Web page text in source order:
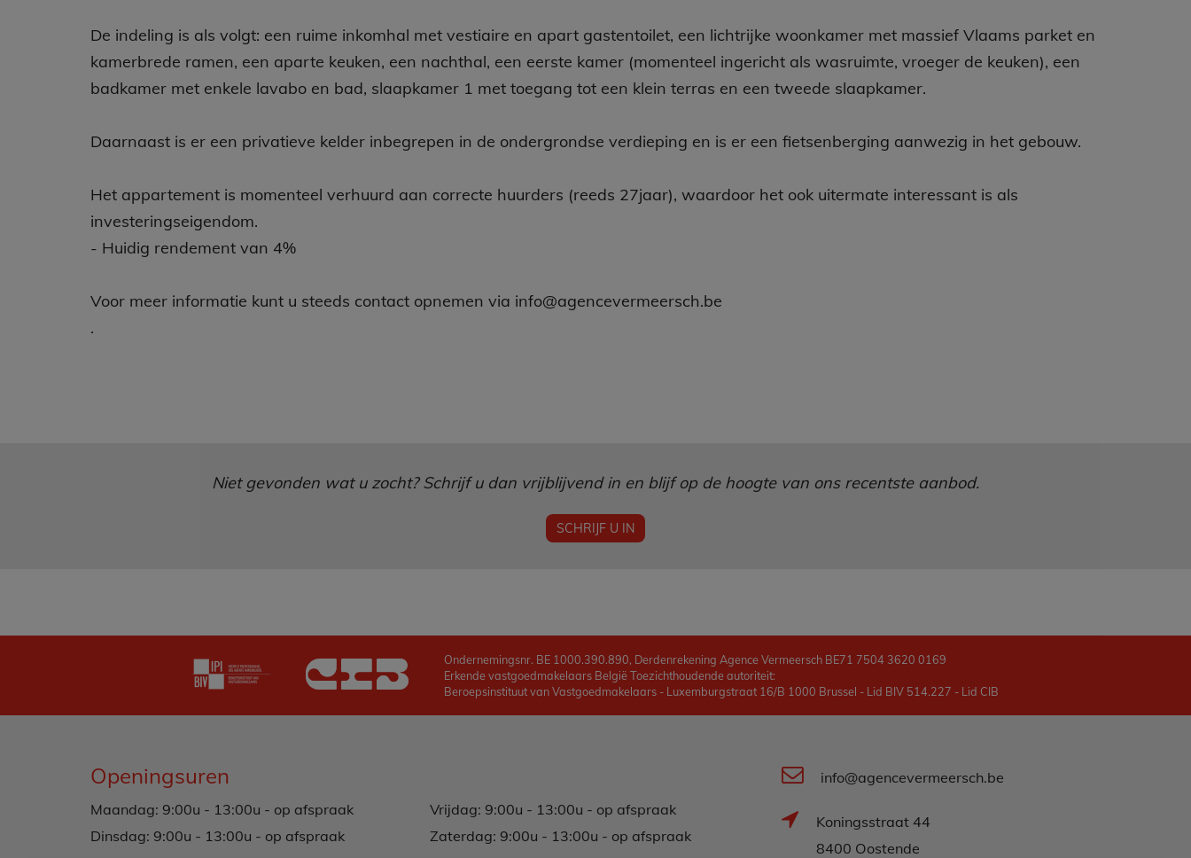
De indeling is als volgt: een ruime inkomhal met vestiaire en apart gastentoilet, een lichtrijke woonkamer met massief Vlaams parket en
kamerbrede ramen, een aparte keuken, een nachthal, een eerste kamer (momenteel ingericht als wasruimte, vroeger de keuken), een
badkamer met enkele lavabo en bad, slaapkamer 1 met toegang tot een klein terras en een tweede slaapkamer.
Daarnaast is er een privatieve kelder inbegrepen in de ondergrondse verdieping en is er een fietsenberging aanwezig in het gebouw.
Het appartement is momenteel verhuurd aan correcte huurders (reeds 27jaar), waardoor het ook uitermate interessant is als
investeringseigendom.
- Huidig rendement van 4%
Voor meer informatie kunt u steeds contact opnemen via info@agencevermeersch.be
.
Niet gevonden wat u zocht? Schrijf u dan vrijblijvend in en blijf op de hoogte van ons recentste aanbod.
SCHRIJF U IN
Ondernemingsnr. BE 1000.390.890, Derdenrekening Agence Vermeersch BE71 7504 3620 0169
Erkende vastgoedmakelaars België Toezichthoudende autoriteit:
Beroepsinstituut van Vastgoedmakelaars - Luxemburgstraat 16/B 1000 Brussel - Lid BIV 514.227 - Lid CIB
Openingsuren
Maandag: 9:00u - 13:00u - op afspraak
Dinsdag: 9:00u - 13:00u - op afspraak
Vrijdag: 9:00u - 13:00u - op afspraak
Zaterdag: 9:00u - 13:00u - op afspraak
info@agencevermeersch.be
Koningsstraat 44
8400 Oostende